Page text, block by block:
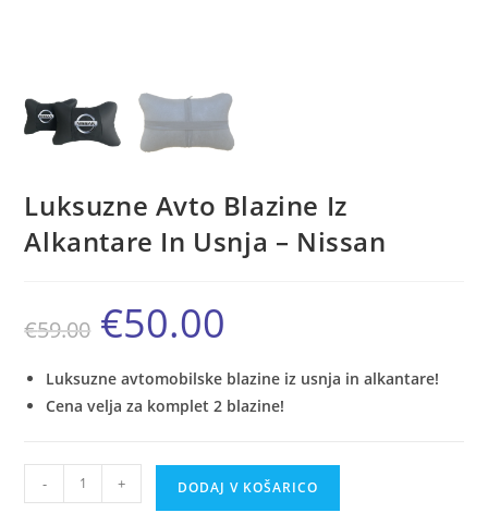
Luksuzne Avto Blazine Iz
Alkantare In Usnja – Nissan
€59.00
Izvirna
cena
je
€59.00.
€50.00
Luksuzne avtomobilske blazine iz usnja in alkantare!
Cena velja za komplet 2 blazine!
Luksuzne
Avto
- + DODAJ V KOŠARICO